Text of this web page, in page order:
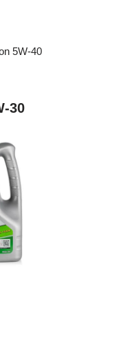
5W-40
30